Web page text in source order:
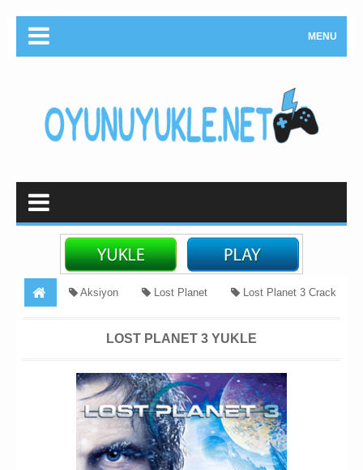
MENU
Aksiyon Lost Planet Lost Planet 3 Crack
LOST PLANET 3 YUKLE